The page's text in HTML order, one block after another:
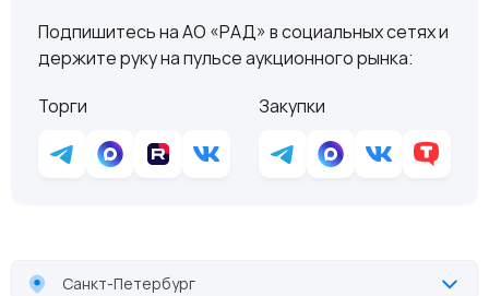
Подпишитесь на АО «РАД» в социальных сетях и
держите руку на пульсе аукционного рынка:
Торги
Закупки
Санкт-Петербург